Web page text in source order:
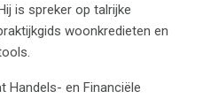
is spreker op talrijke
woonkredieten en
Handels- en Financiële